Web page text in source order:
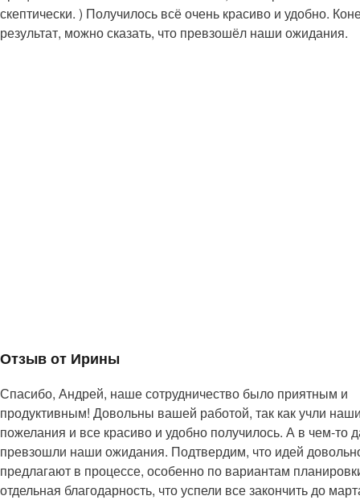
скептически. ) Получилось всё очень красиво и удобно.
результат, можно сказать, что превзошёл наши ожидания.
Отзыв от Ирины
Спасибо, Андрей, наше сотрудничество было приятным и
продуктивным! Довольны вашей работой, так как учли
пожелания и все красиво и удобно получилось. А в чем-то
превзошли наши ожидания. Подтвердим, что идей
предлагают в процессе, особенно по вариантам
отдельная благодарность, что успели все закончить до